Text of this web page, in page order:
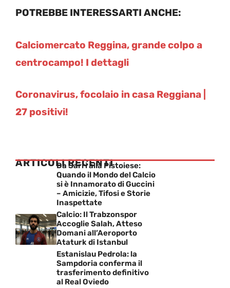
POTREBBE INTERESSARTI ANCHE:
Calciomercato Reggina, grande colpo a
centrocampo! I dettagli
Coronavirus, focolaio in casa Reggiana |
27 positivi!
ARTICOLI RECENTI
Da Sarri alla Pistoiese:
Quando il Mondo del Calcio
si è Innamorato di Guccini
– Amicizie, Tifosi e Storie
Inaspettate
Calcio: Il Trabzonspor
Accoglie Salah, Atteso
Domani all’Aeroporto
Ataturk di Istanbul
Estanislau Pedrola: la
Sampdoria conferma il
trasferimento definitivo
al Real Oviedo